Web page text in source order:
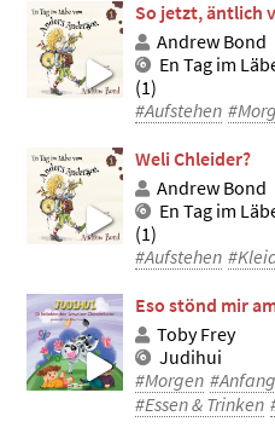
So jetzt, äntlich
Andrew Bond
En Tag im
(1)
#Aufstehen
Weli Chleider?
Andrew Bond
En Tag im
(1)
#Aufstehen
Eso stönd mir
Toby Frey
Judihui
#Morgen #Anfang
#Essen & Trinken